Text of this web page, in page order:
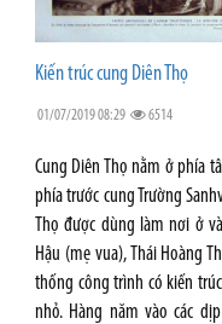
Kiến trúc cung Diên Thọ
01/07/2019 08:29 6514
Cung Diên Thọ nằm ở phía
phía trước cung Trường
Thọ được dùng làm nơi ở
Hậu (mẹ vua), Thái Hoàng
thống công trình có kiến
nhỏ. Hàng năm vào các